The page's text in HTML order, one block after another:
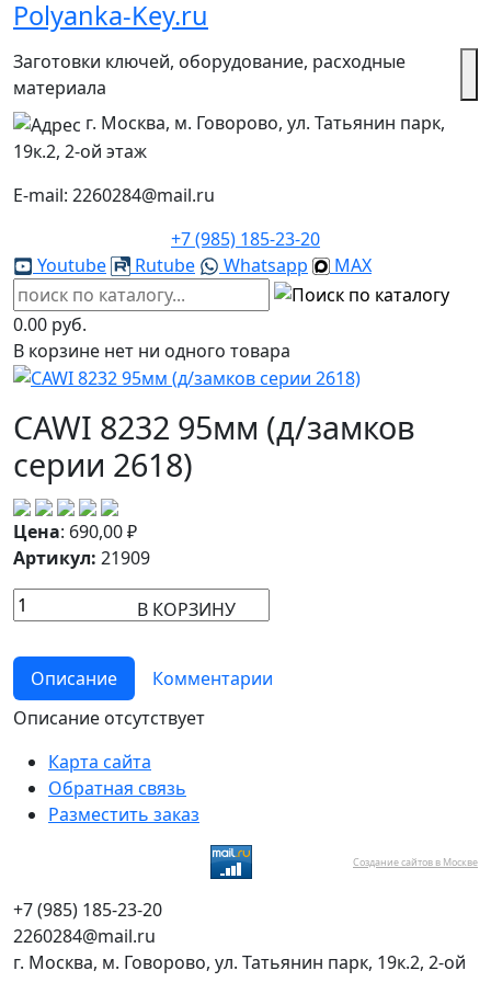
Polyanka-Key.ru
Заготовки ключей, оборудование, расходные
материала
г. Москва, м. Говорово, ул. Татьянин парк,
19к.2, 2-ой этаж
E-mail: 2260284@mail.ru
+7 (985) 185-23-20
Youtube
Rutube Whatsapp MAX
0.00 руб.
В корзине нет ни одного товара
CAWI 8232 95мм (д/замков
серии 2618)
Цена: 690,00₽
Артикул: 21909
В КОРЗИНУ
Описание
Комментарии
Описание отсутствует
Карта сайта
Обратная связь
Разместить заказ
Создание сайтов в Москве
+7 (985) 185-23-20
2260284@mail.ru
г. Москва, м. Говорово, ул. Татьянин парк, 19к.2, 2-ой